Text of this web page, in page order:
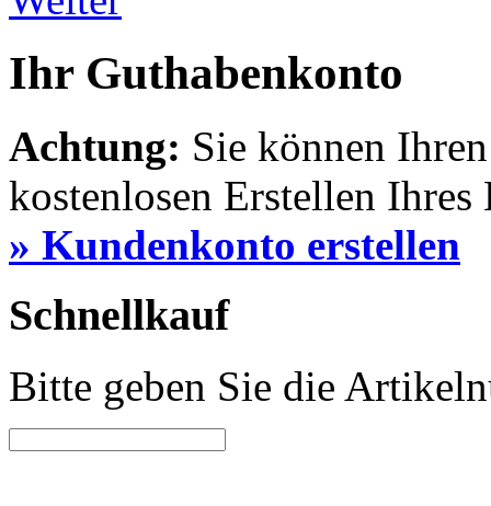
Ihr Guthabenkonto
Achtung: Sie können
kostenlosen Erstellen
» Kundenkonto erstellen
Schnellkauf
Bitte geben Sie die